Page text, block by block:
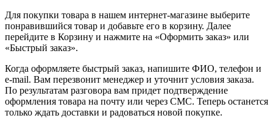
Для покупки товара в нашем интернет-магазине выберите
понравившийся товар и добавьте его в корзину. Далее
перейдите в Корзину и нажмите на «Оформить заказ» или
«Быстрый заказ».
Когда оформляете быстрый заказ, напишите ФИО, телефон и
e-mail. Вам перезвонит менеджер и уточнит условия заказа.
По результатам разговора вам придет подтверждение
оформления товара на почту или через СМС. Теперь останется
только ждать доставки и радоваться новой покупке.